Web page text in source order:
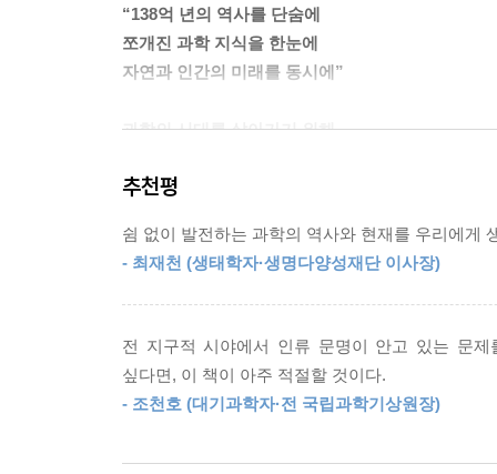
거리는 젤리 같은 부드러운 조직을 가지고 있으
물결에 따라 출렁거리는 샤르니아Charnia, 납작
na는 움직임이 매우 느려서 물결에 몸을 맡겨 떠
그런데 이런 생존 방식이 물고기의 상륙에 뜻하
않았던 것이죠. 물론 아주 작은 물고기는 덤불에
나았습니다. 바로 이런 필요가 지느러미를 변화
알릭Tiktaalik은 팔꿈치에서 손목 위까지, 아칸토
다닌 최초의 물고기이며 얕은 물가에서 작은 먹
를 단단한 뼈와 근육으로 이루어진 팔다리로 변화
“138억 년의 역사를 단숨에
쪼개진 과학 지식을 한눈에
자연과 인간의 미래를 동시에”
과학의 시대를 살아가기 위해
유전자가위 기술을 개발하며, 기후변화 시대에
혁신을 일으키는 도구가 되어가고 있다. 그리고
있다. 바로 ‘빅 히스토리’다. “우리는 어디서 왔
지구와 인류의 운명을 알려면, 그리고 청소년과
할까?
추천평
쉼 없이 발전하는 과학의 역사와 현재를 우리에게
- 최재천 (생태학자·생명다양성재단 이사장)
전 지구적 시야에서 인류 문명이 안고 있는 문제
싶다면, 이 책이 아주 적절할 것이다.
- 조천호 (대기과학자·전 국립과학기상원장)